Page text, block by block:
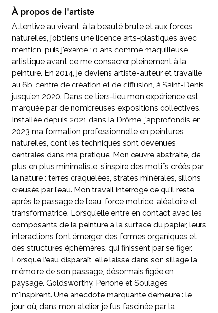
À propos de l'artiste
Attentive au vivant, à la beauté brute et aux forces
naturelles, j’obtiens une licence arts-plastiques avec
mention, puis j'exerce 10 ans comme maquilleuse
artistique avant de me consacrer pleinement à la
peinture. En 2014, je deviens artiste-auteur et travaille
au 6b, centre de création et de diffusion, à Saint-Denis
jusqu’en 2020. Dans ce tiers-lieu mon expérience est
marquée par de nombreuses expositions collectives.
Installée depuis 2021 dans la Drôme, j’approfondis en
2023 ma formation professionnelle en peintures
naturelles, dont les techniques sont devenues
centrales dans ma pratique. Mon œuvre abstraite, de
plus en plus minimaliste, s’inspire des motifs créés par
la nature : terres craquelées, strates minérales, sillons
creusés par l’eau. Mon travail interroge ce qu’il reste
après le passage de l’eau, force motrice, aléatoire et
transformatrice. Lorsqu’elle entre en contact avec les
composants de la peinture à la surface du papier, leurs
interactions font émerger des formes organiques et
des structures éphémères, qui finissent par se figer.
Lorsque l’eau disparaît, elle laisse dans son sillage la
mémoire de son passage, désormais figée en
paysage. Goldsworthy, Penone et Soulages
m'inspirent. Une anecdote marquante demeure : le
jour où, dans mon atelier, je fus fascinée par la